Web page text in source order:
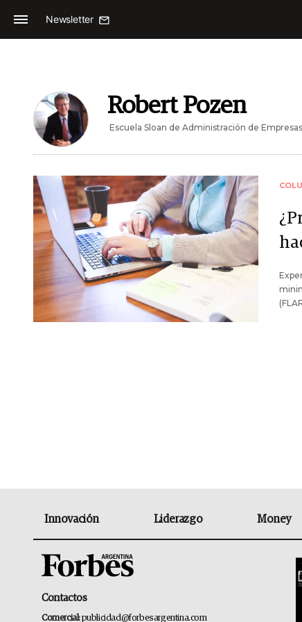
Newsletter
Robert Pozen
Escuela Sloan de Administración de
Innovación Liderazgo Money
Contactos
Comercial:publicidad@forbesargentina.com